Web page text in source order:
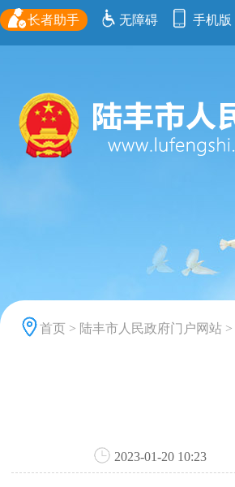
长者助手 无障碍 手机版
首页 > 陆丰市人民政府门户网站 >
2023-01-20 10:23